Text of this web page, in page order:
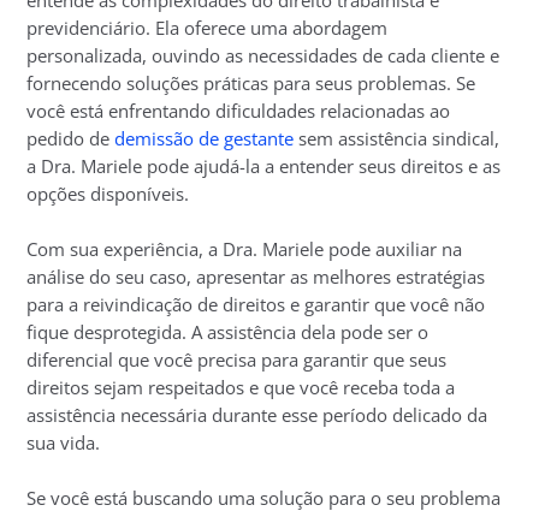
previdenciário. Ela oferece uma abordagem
personalizada, ouvindo as necessidades de cada cliente e
fornecendo soluções práticas para seus problemas. Se
você está enfrentando dificuldades relacionadas ao
pedido dedemissão de gestante sem assistência sindical,
a Dra. Mariele pode ajudá-la a entender seus direitos e as
opções disponíveis.
Com sua experiência, a Dra. Mariele pode auxiliar na
análise do seu caso, apresentar as melhores estratégias
para a reivindicação de direitos e garantir que você não
fique desprotegida. A assistência dela pode ser o
diferencial que você precisa para garantir que seus
direitos sejam respeitados e que você receba toda a
assistência necessária durante esse período delicado da
sua vida.
Se você está buscando uma solução para o seu problema